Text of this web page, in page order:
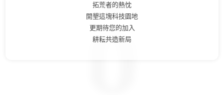
拓荒者的熱忱
開墾這塊科技園地
更期待您的加入
耕耘共造新局